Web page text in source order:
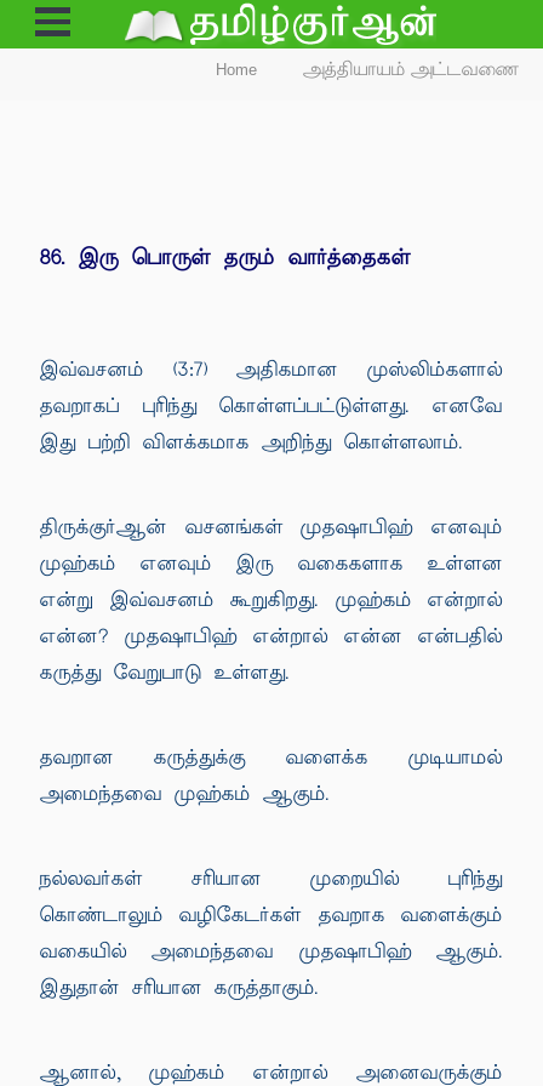
Open
Menu
Home அத்தியாயம் அட்டவணை
86. இரு பொருள் தரும் வார்த்தைகள்
இவ்வசனம் (3:7) அதிகமான முஸ்லிம்களால்
தவறாகப் புரிந்து கொள்ளப்பட்டுள்ளது. எனவே
இது பற்றி விளக்கமாக அறிந்து கொள்ளலாம்.
திருக்குர்ஆன் வசனங்கள் முதஷாபிஹ் எனவும்
முஹ்கம் எனவும் இரு வகைகளாக உள்ளன
என்று இவ்வசனம் கூறுகிறது. முஹ்கம் என்றால்
என்ன? முதஷாபிஹ் என்றால் என்ன என்பதில்
கருத்து வேறுபாடு உள்ளது.
தவறான கருத்துக்கு வளைக்க முடியாமல்
அமைந்தவை முஹ்கம் ஆகும்.
நல்லவர்கள் சரியான முறையில் புரிந்து
கொண்டாலும் வழிகேடர்கள் தவறாக வளைக்கும்
வகையில் அமைந்தவை முதஷாபிஹ் ஆகும்.
இதுதான் சரியான கருத்தாகும்.
ஆனால், முஹ்கம் என்றால் அனைவருக்கும்